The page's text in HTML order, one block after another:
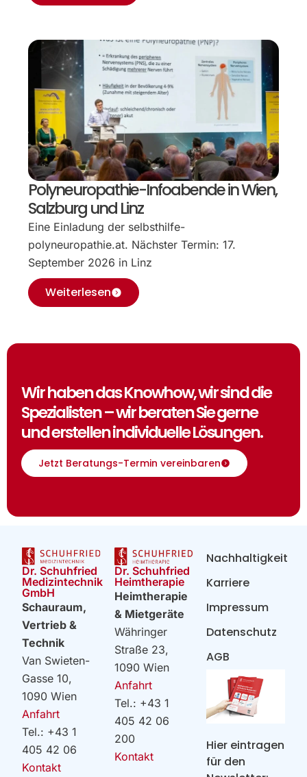
Polyneuropathie-Infoabende in Wien,
Salzburg und Linz
Eine Einladung der selbsthilfe-
polyneuropathie.at. Nächster Termin: 17.
September 2026 in Linz
Weiterlesen
Wir haben das Knowhow, wir sind die
Spezialisten – wir beraten Sie gerne
und erstellen individuelle Lösungen.
Jetzt Beratungs-Termin vereinbaren
Dr. Schuhfried
Medizintechnik
GmbH
Schauraum,
Vertrieb &
Technik
Van Swieten-
Gasse 10,
1090 Wien
Anfahrt
Tel.: +43 1
405 42 06
Kontakt
Dr. Schuhfried
Heimtherapie
Heimtherapie
& Mietgeräte
Währinger
Straße 23,
1090 Wien
Anfahrt
Tel.: +43 1
405 42 06
200
Kontakt
Hier eintragen
für den
Nachhaltigkeit
Karriere
Impressum
Datenschutz
AGB